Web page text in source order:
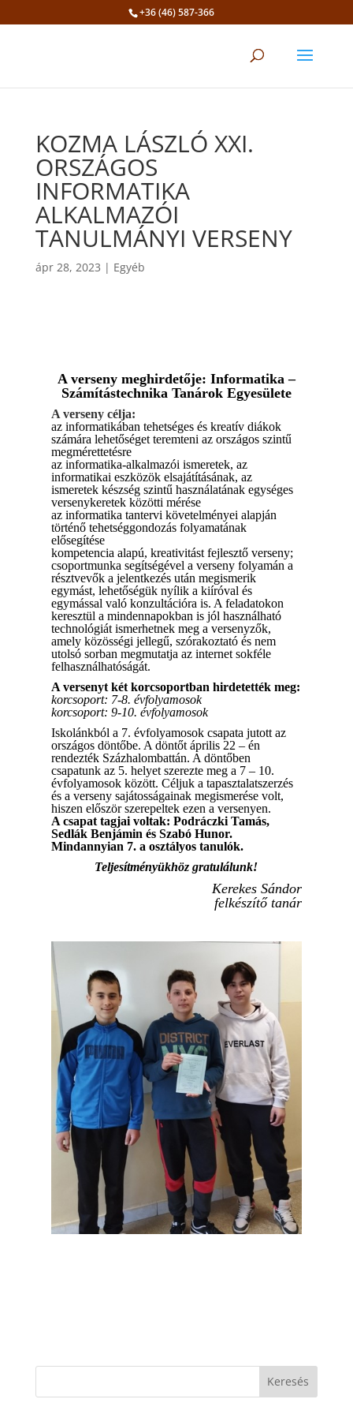
+36 (46) 587-366
KOZMA LÁSZLÓ XXI.
ORSZÁGOS
INFORMATIKA
ALKALMAZÓI
TANULMÁNYI VERSENY
ápr 28, 2023 | Egyéb
A verseny meghirdetője: Informatika –
Számítástechnika Tanárok Egyesülete
A verseny célja:
az informatikában tehetséges és kreatív diákok
számára lehetőséget teremteni az országos szintű
megmérettetésre
az informatika-alkalmazói ismeretek, az
informatikai eszközök elsajátításának, az
ismeretek készség szintű használatának egységes
versenykeretek közötti mérése
az informatika tantervi követelményei alapján
történő tehetséggondozás folyamatának
elősegítése
kompetencia alapú, kreativitást fejlesztő verseny;
csoportmunka segítségével a verseny folyamán a
résztvevők a jelentkezés után megismerik
egymást, lehetőségük nyílik a kiíróval és
egymással való konzultációra is. A feladatokon
keresztül a mindennapokban is jól használható
technológiát ismerhetnek meg a versenyzők,
amely közösségi jellegű, szórakoztató és nem
utolsó sorban megmutatja az internet sokféle
felhasználhatóságát.
A versenyt két korcsoportban hirdetették meg:
korcsoport: 7-8. évfolyamosok
korcsoport: 9-10. évfolyamosok
Iskolánkból a 7. évfolyamosok csapata jutott az
országos döntőbe. A döntőt április 22 – én
rendezték Százhalombattán. A döntőben
csapatunk az 5. helyet szerezte meg a 7 – 10.
évfolyamosok között. Céljuk a tapasztalatszerzés
és a verseny sajátosságainak megismerése volt,
hiszen először szerepeltek ezen a versenyen.
A csapat tagjai voltak: Podráczki Tamás,
Sedlák Benjámin és Szabó Hunor.
Mindannyian 7. a osztályos tanulók.
Teljesítményükhöz gratulálunk!
Kerekes Sándor
felkészítő tanár